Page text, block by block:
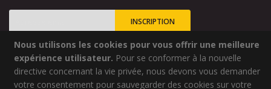
Nous utilisons les cookies pour vous offrir une meilleure
expérience utilisateur. Pour se conformer à la nouvelle
directive concernant la vie privée, nous devons vous demander
votre consentement pour sauvegarder des cookies sur votre
Inscription
notre
lettre
INSCRIPTION
Site créé parCodsense